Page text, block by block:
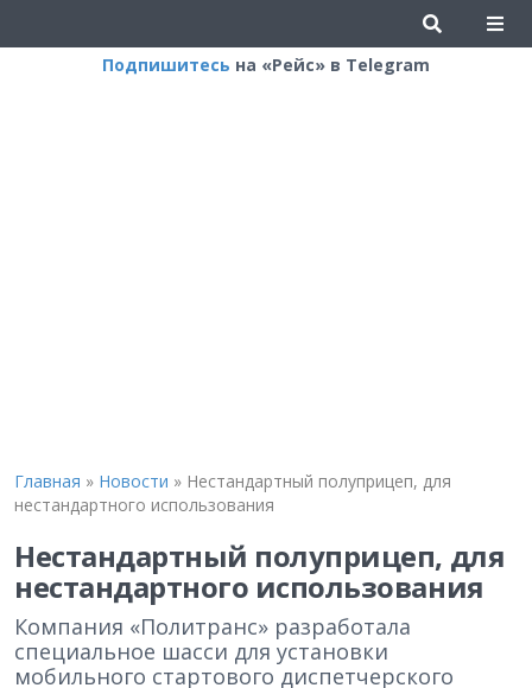
Подпишитесь на «Рейс» в Telegram
Главная » Новости » Нестандартный полуприцеп, для
нестандартного использования
Нестандартный полуприцеп, для
нестандартного использования
Компания «Политранс» разработала
специальное шасси для установки
мобильного стартового диспетчерского